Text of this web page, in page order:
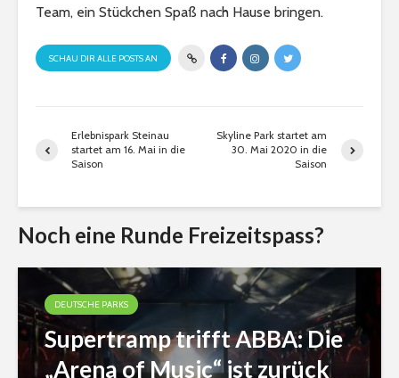
Team, ein Stückchen Spaß nach Hause bringen.
SCHAU DIR ALLE POSTS AN
Erlebnispark Steinau
startet am 16. Mai in die
Saison
Skyline Park startet am
30. Mai 2020 in die
Saison
Noch eine Runde Freizeitspass?
DEUTSCHE PARKS
Supertramp trifft ABBA: Die
„Arena of Music“ ist zurück